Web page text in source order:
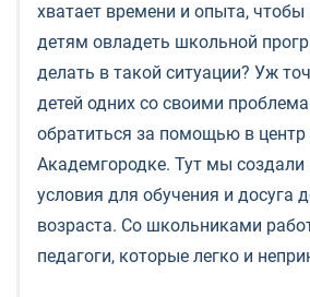
хватает времени и опыта,
детям овладеть школьной
делать в такой ситуации? Уж
детей одних со своими
обратиться за помощью в центр
Академгородке. Тут мы
условия для обучения и досуга
возраста. Со школьниками
педагоги, которые легко и